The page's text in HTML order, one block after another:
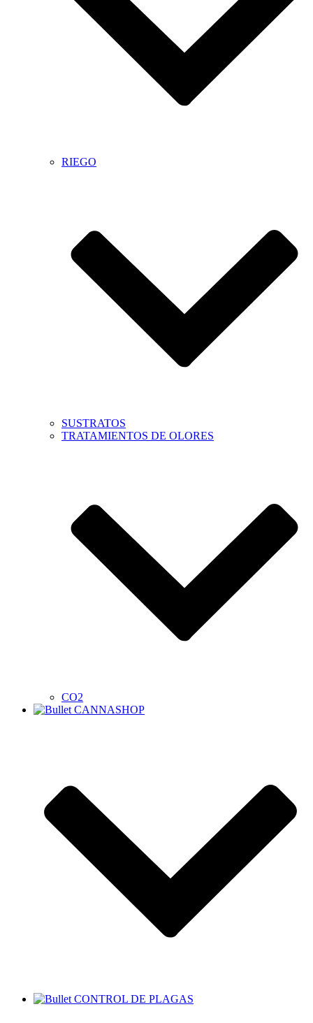
RIEGO
SUSTRATOS
TRATAMIENTOS DE OLORES
CO2
CANNASHOP
CONTROL DE PLAGAS